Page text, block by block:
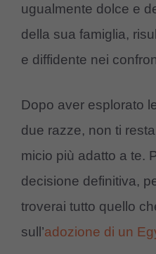
ugualmente dolce e
della sua famiglia,
e diffidente nei
Dopo aver esplorato
due razze, non ti
micio più adatto a te.
decisione definitiva,
troverai tutto quello
sull’adozione di un